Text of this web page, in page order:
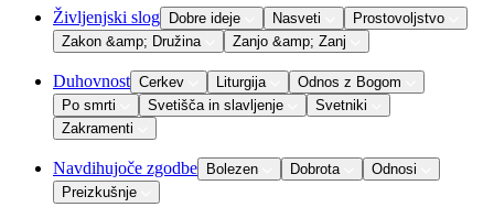
Življenjski slog Dobre ideje Nasveti
Prostovoljstvo
Zakon &amp; Družina
Zanjo &amp; Zanj
Duhovnost Cerkev Liturgija
Odnos z Bogom
Po smrti
Svetišča in slavljenje
Svetniki
Zakramenti
Navdihujoče zgodbe Bolezen Dobrota
Odnosi
Preizkušnje